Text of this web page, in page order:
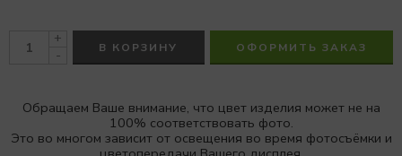
+
-
В КОРЗИНУ ОФОРМИТЬ ЗАКАЗ
Обращаем Ваше внимание, что цвет изделия может не на
100% соответствовать фото.
Это во многом зависит от освещения во время фотосъёмки и